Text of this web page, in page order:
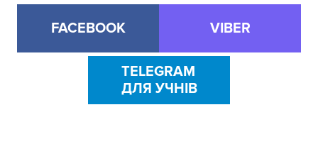
FACEBOOK VIBER
TELEGRAM
ДЛЯ УЧНІВ